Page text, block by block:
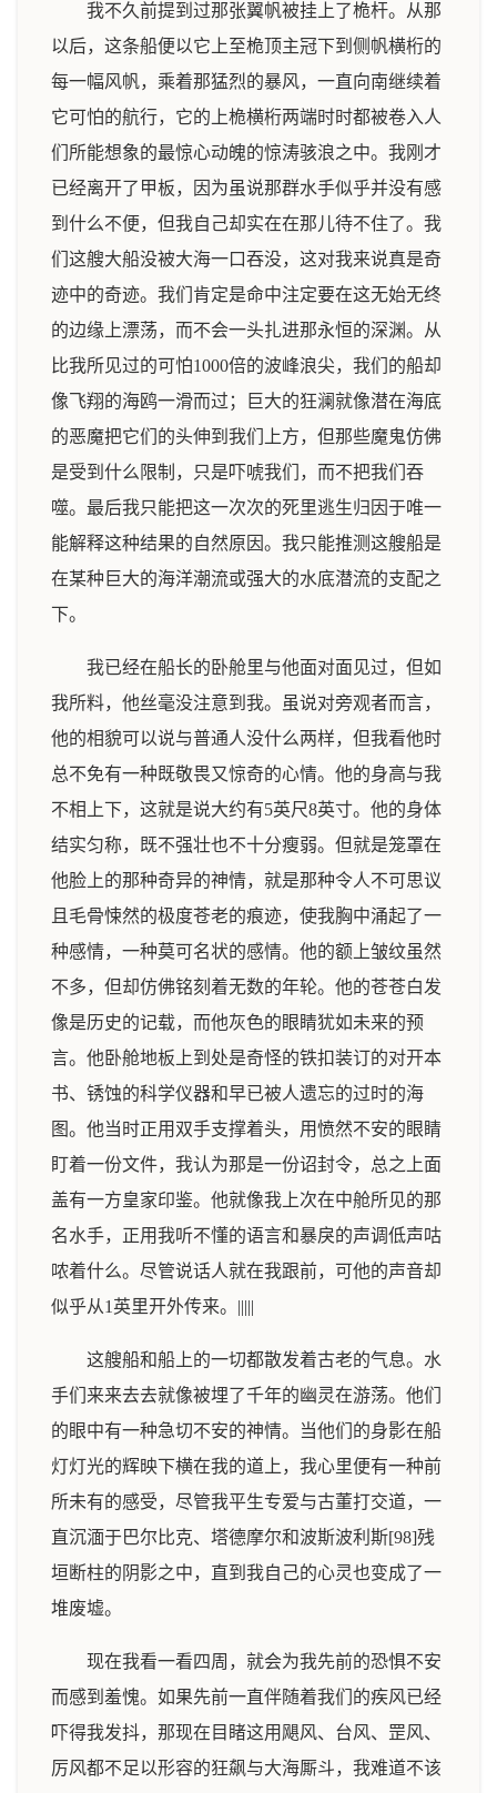
我不久前提到过那张翼帆被挂上了桅杆。从那
以后，这条船便以它上至桅顶主冠下到侧帆横桁的
每一幅风帆，乘着那猛烈的暴风，一直向南继续着
它可怕的航行，它的上桅横桁两端时时都被卷入人
们所能想象的最惊心动魄的惊涛骇浪之中。我刚才
已经离开了甲板，因为虽说那群水手似乎并没有感
到什么不便，但我自己却实在在那儿待不住了。我
们这艘大船没被大海一口吞没，这对我来说真是奇
迹中的奇迹。我们肯定是命中注定要在这无始无终
的边缘上漂荡，而不会一头扎进那永恒的深渊。从
比我所见过的可怕1000倍的波峰浪尖，我们的船却
像飞翔的海鸥一滑而过；巨大的狂澜就像潜在海底
的恶魔把它们的头伸到我们上方，但那些魔鬼仿佛
是受到什么限制，只是吓唬我们，而不把我们吞
噬。最后我只能把这一次次的死里逃生归因于唯一
能解释这种结果的自然原因。我只能推测这艘船是
在某种巨大的海洋潮流或强大的水底潜流的支配之
下。
我已经在船长的卧舱里与他面对面见过，但如
我所料，他丝毫没注意到我。虽说对旁观者而言，
他的相貌可以说与普通人没什么两样，但我看他时
总不免有一种既敬畏又惊奇的心情。他的身高与我
不相上下，这就是说大约有5英尺8英寸。他的身体
结实匀称，既不强壮也不十分瘦弱。但就是笼罩在
他脸上的那种奇异的神情，就是那种令人不可思议
且毛骨悚然的极度苍老的痕迹，使我胸中涌起了一
种感情，一种莫可名状的感情。他的额上皱纹虽然
不多，但却仿佛铭刻着无数的年轮。他的苍苍白发
像是历史的记载，而他灰色的眼睛犹如未来的预
言。他卧舱地板上到处是奇怪的铁扣装订的对开本
书、锈蚀的科学仪器和早已被人遗忘的过时的海
图。他当时正用双手支撑着头，用愤然不安的眼睛
盯着一份文件，我认为那是一份诏封令，总之上面
盖有一方皇家印鉴。他就像我上次在中舱所见的那
名水手，正用我听不懂的语言和暴戾的声调低声咕
哝着什么。尽管说话人就在我跟前，可他的声音却
似乎从1英里开外传来。|||||
这艘船和船上的一切都散发着古老的气息。水
手们来来去去就像被埋了千年的幽灵在游荡。他们
的眼中有一种急切不安的神情。当他们的身影在船
灯灯光的辉映下横在我的道上，我心里便有一种前
所未有的感受，尽管我平生专爱与古董打交道，一
直沉湎于巴尔比克、塔德摩尔和波斯波利斯[98]残
垣断柱的阴影之中，直到我自己的心灵也变成了一
堆废墟。
现在我看一看四周，就会为我先前的恐惧不安
而感到羞愧。如果先前一直伴随着我们的疾风已经
吓得我发抖，那现在目睹这用飓风、台风、罡风、
厉风都不足以形容的狂飙与大海厮斗，我难道不该